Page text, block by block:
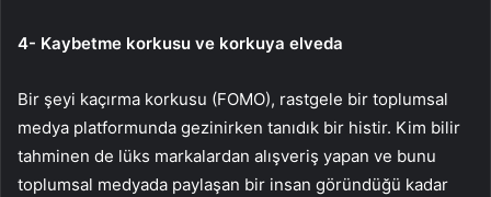
4- Kaybetme korkusu ve korkuya elveda
Bir şeyi kaçırma korkusu (FOMO), rastgele bir toplumsal
medya platformunda gezinirken tanıdık bir histir. Kim bilir
tahminen de lüks markalardan alışveriş yapan ve bunu
toplumsal medyada paylaşan bir insan göründüğü kadar